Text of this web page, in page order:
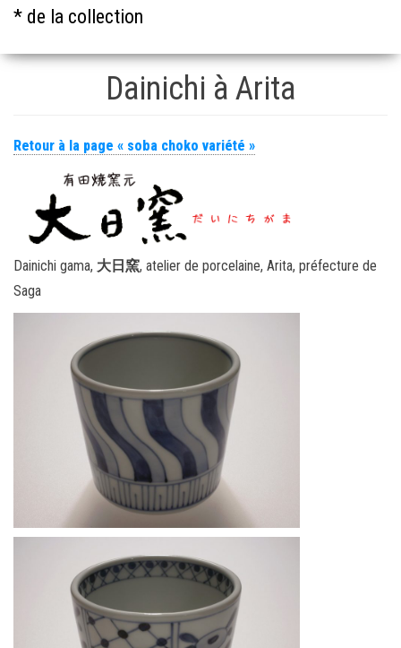
* de la collection
Dainichi à Arita
Retour à la page « soba choko variété »
Dainichi gama, 大日窯, atelier de porcelaine, Arita, préfecture de
Saga